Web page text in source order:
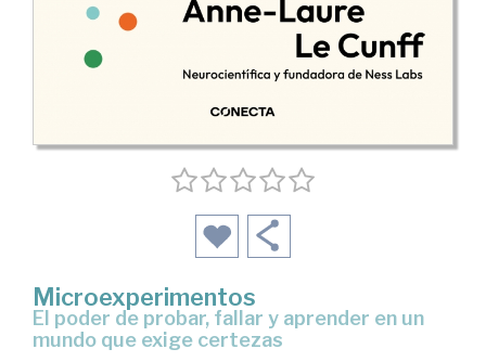
Microexperimentos
El poder de probar, fallar y aprender en un
mundo que exige certezas